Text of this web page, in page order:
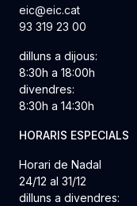
eic@eic.cat
93 319 23 00
dilluns a dijous:
8:30h a 18:00h
divendres:
8:30h a 14:30h
HORARIS ESPECIALS
Horari de Nadal
24/12 al 31/12
dilluns a divendres: